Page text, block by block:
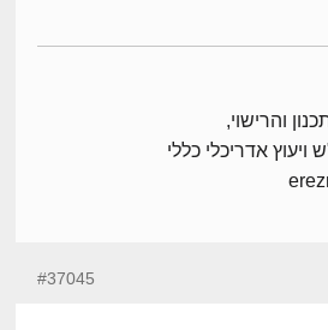
והרישוי,
אדריכלי כללי
#37045